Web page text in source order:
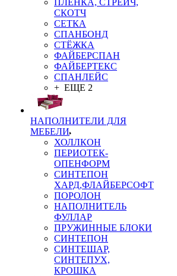
ПЛЁНКА, СТРЕЙЧ,
СКОТЧ
СЕТКА
СПАНБОНД
СТЁЖКА
ФАЙБЕРСПАН
ФАЙБЕРТЕКС
СПАНЛЕЙС
+ ЕЩЕ 2
НАПОЛНИТЕЛИ ДЛЯ
МЕБЕЛИ
ХОЛЛКОН
ПЕРИОТЕК-
ОПЕНФОРМ
СИНТЕПОН
ХАРД,ФЛАЙБЕРСОФТ
ПОРОЛОН
НАПОЛНИТЕЛЬ
ФУЛЛАР
ПРУЖИННЫЕ БЛОКИ
СИНТЕПОН
СИНТЕШАР,
СИНТЕПУХ,
КРОШКА